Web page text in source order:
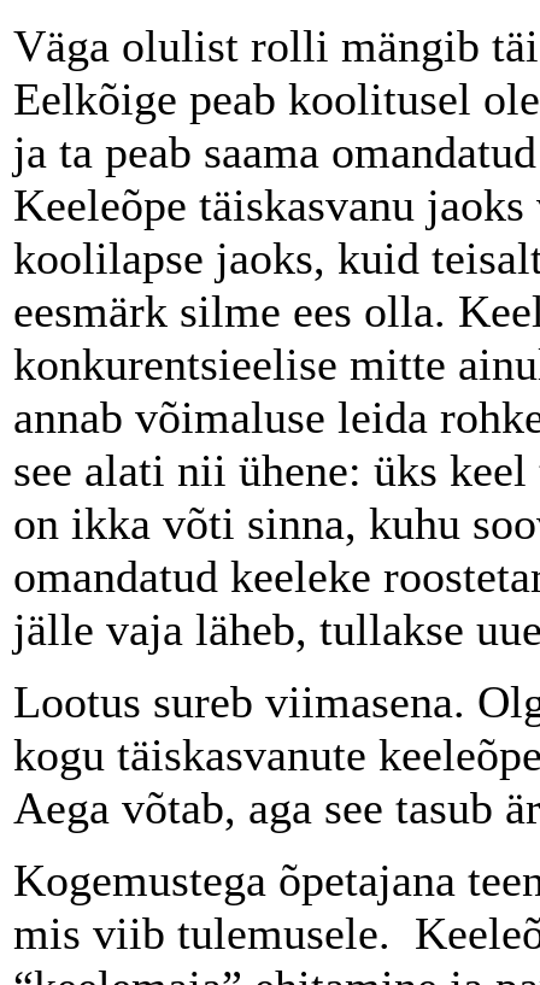
Väga olulist rolli mängib
Eelkõige peab koolitusel
ja ta peab saama
Keeleõpe täiskasvanu
koolilapse jaoks, kuid
eesmärk silme ees olla.
konkurentsieelise mitte
annab võimaluse leida
see alati nii ühene: üks keel
on ikka võti sinna, kuhu
omandatud keeleke
jälle vaja läheb, tullakse
Lootus sureb viimasena.
kogu täiskasvanute
Aega võtab, aga see tasub
Kogemustega õpetajana
mis viib tulemusele.